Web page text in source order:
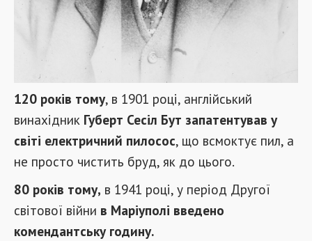
120 років тому, в 1901 році, англійський
винахідник Губерт Сесіл Бут запатентував у
світі електричний пилосос, що всмоктує пил, а
не просто чистить бруд, як до цього.
80 років тому, в 1941 році, у період Другої
світової війни в Маріуполі введено
комендантську годину.